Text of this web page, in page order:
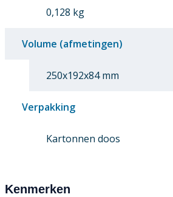
0,128 kg
Volume (afmetingen)
250x192x84 mm
Verpakking
Kartonnen doos
Kenmerken